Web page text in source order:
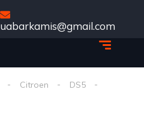
uabarkamis@gmail.com
Citroen
DS5